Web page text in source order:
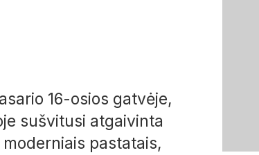
16-osios gatvėje,
sušvitusi atgaivinta
pastatais,